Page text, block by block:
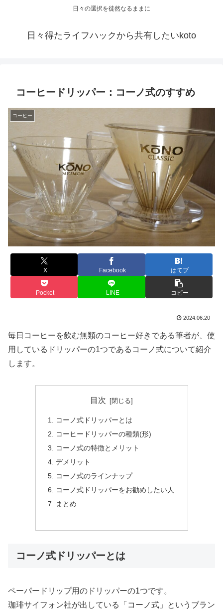
日々の選択を徒然なるままに
日々得たライフハックから共有したいkoto
コーヒードリッパー：コーノ式のすすめ
コーヒー
X Facebook はてブ
Pocket LINE コピー
2024.06.20
毎日コーヒーを飲む無類のコーヒー好きである筆者が、使
用しているドリッパーの1つであるコーノ式について紹介
します。
目次
コーノ式ドリッパーとは
コーヒードリッパーの種類(形)
コーノ式の特徴とメリット
デメリット
コーノ式のラインナップ
コーノ式ドリッパーをお勧めしたい人
まとめ
コーノ式ドリッパーとは
ペーパードリップ用のドリッパーの1つです。
珈琲サイフォン社が出している「コーノ式」というブラン